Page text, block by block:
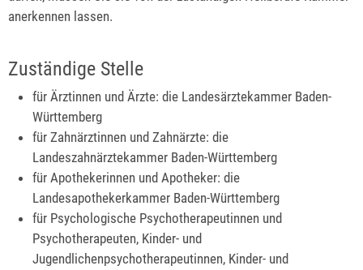
anerkennen lassen.
Zuständige Stelle
für Ärztinnen und Ärzte: die Landesärztekammer Baden-
Württemberg
für Zahnärztinnen und Zahnärzte: die
Landeszahnärztekammer Baden-Württemberg
für Apothekerinnen und Apotheker: die
Landesapothekerkammer Baden-Württemberg
für Psychologische Psychotherapeutinnen und
Psychotherapeuten, Kinder- und
Jugendlichenpsychotherapeutinnen, Kinder- und